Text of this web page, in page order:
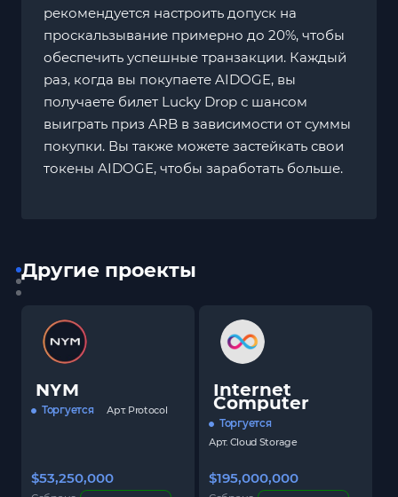
рекомендуется настроить допуск на
проскальзывание примерно до 20%, чтобы
обеспечить успешные транзакции. Каждый
раз, когда вы покупаете AIDOGE, вы
получаете билет Lucky Drop с шансом
выиграть приз ARB в зависимости от суммы
покупки. Вы также можете застейкать свои
токены AIDOGE, чтобы заработать больше.
Другие проекты
NYM
Торгуется Арт. Protocol
$53,250,000
Internet
Computer
Торгуется
Арт. Cloud Storage
$195,000,000